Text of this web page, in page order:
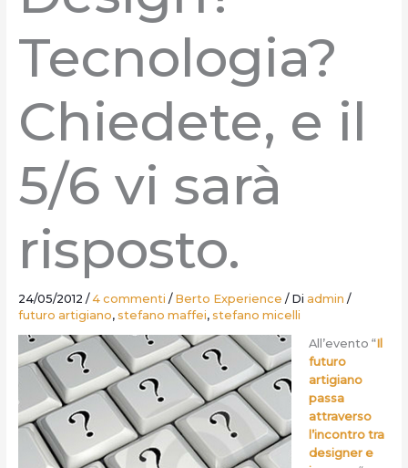
Tecnologia?
Chiedete, e il
5/6 vi sarà
risposto.
24/05/2012 /4 commenti / Berto Experience / Di admin /
futuro artigiano, stefano maffei, stefano micelli
All’evento “Il
futuro
artigiano
passa
attraverso
l’incontro tra
designer e